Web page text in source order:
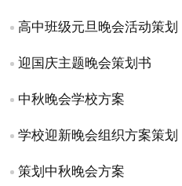
高中班级元旦晚会活动策划
迎国庆主题晚会策划书
中秋晚会学校方案
学校迎新晚会组织方案策划
策划中秋晚会方案